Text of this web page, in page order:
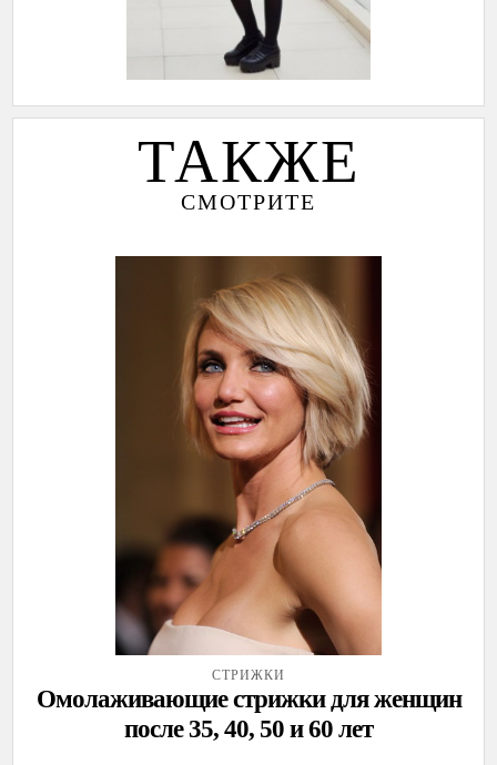
ТАКЖЕ
СМОТРИТЕ
СТРИЖКИ
Омолаживающие стрижки для женщин
после 35, 40, 50 и 60 лет